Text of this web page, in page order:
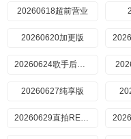
20260618超前营业
20260620加更版
20260624歌手后花园
20260627纯享版
20260629直拍REACTION